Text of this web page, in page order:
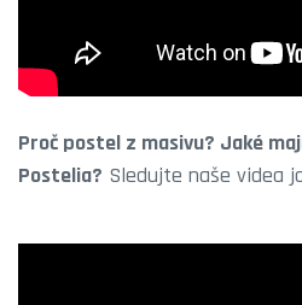
Proč postel z masivu? Jaké
Postelia? Sledujte naše videa